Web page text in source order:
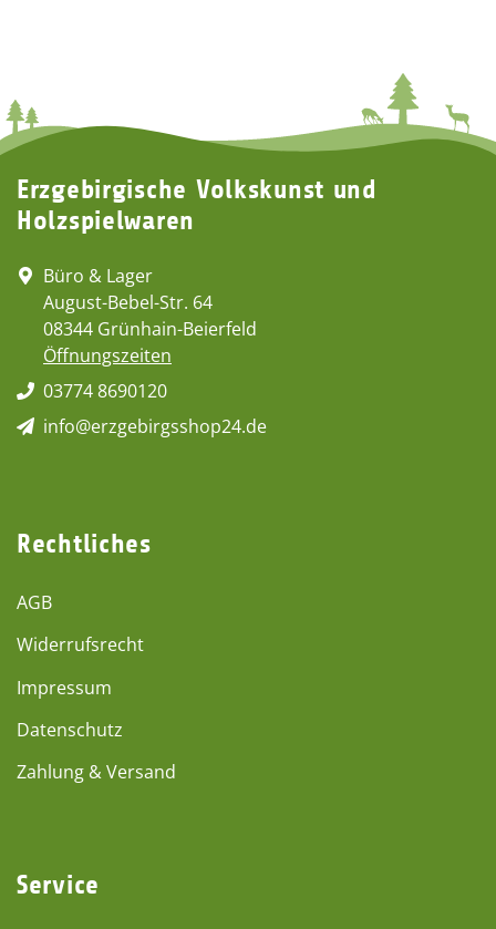
Erzgebirgische Volkskunst und
Holzspielwaren
Büro & Lager
August-Bebel-Str. 64
08344 Grünhain-Beierfeld
Öffnungszeiten
03774 8690120
info@erzgebirgsshop24.de
Rechtliches
AGB
Widerrufsrecht
Impressum
Datenschutz
Zahlung & Versand
Service